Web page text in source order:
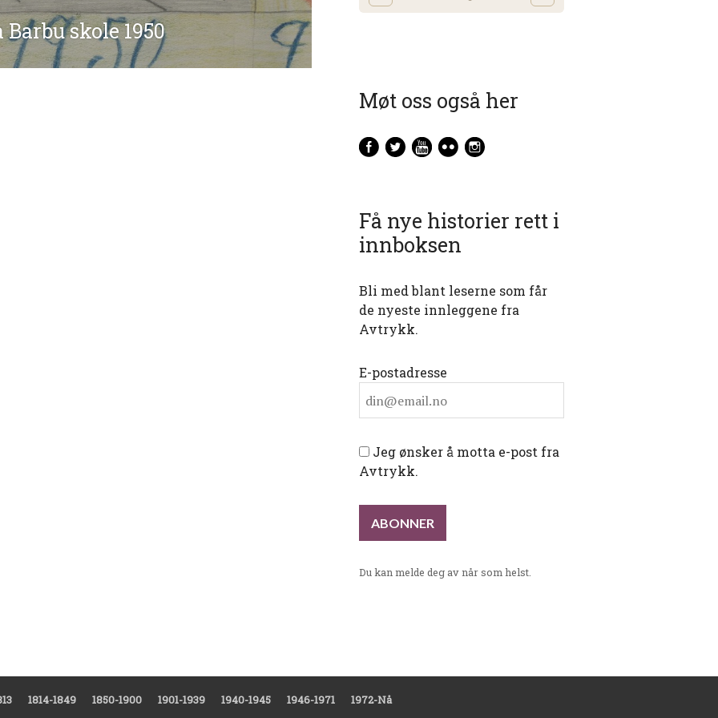
skole 1950
Møt oss også her
Få nye historier rett i
innboksen
Bli med blant leserne som får
de nyeste innleggene fra
Avtrykk.
E-postadresse
Jeg ønsker å motta e-post fra
Avtrykk.
Du kan melde deg av når som helst.
1814-1849 1850-1900 1901-1939 1940-1945 1946-1971 1972-Nå